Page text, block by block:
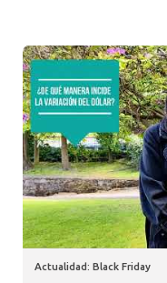
Actualidad: Black Friday